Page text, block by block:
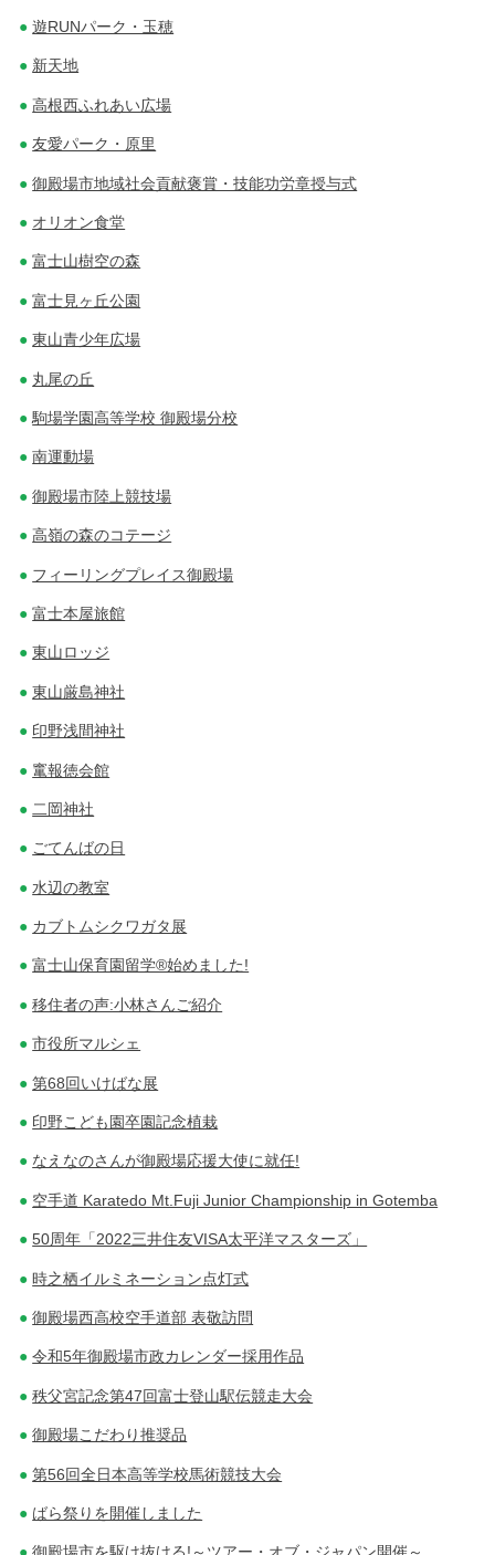
遊RUNパーク・玉穂
新天地
高根西ふれあい広場
友愛パーク・原里
御殿場市地域社会貢献褒賞・技能功労章授与式
オリオン食堂
富士山樹空の森
富士見ヶ丘公園
東山青少年広場
丸尾の丘
駒場学園高等学校 御殿場分校
南運動場
御殿場市陸上競技場
高嶺の森のコテージ
フィーリングプレイス御殿場
富士本屋旅館
東山ロッジ
東山厳島神社
印野浅間神社
竃報徳会館
二岡神社
ごてんばの日
水辺の教室
カブトムシクワガタ展
富士山保育園留学®始めました!
移住者の声:小林さんご紹介
市役所マルシェ
第68回いけばな展
印野こども園卒園記念植栽
なえなのさんが御殿場応援大使に就任!
空手道 Karatedo Mt.Fuji Junior Championship in Gotemba
50周年「2022三井住友VISA太平洋マスターズ」
時之栖イルミネーション点灯式
御殿場西高校空手道部 表敬訪問
令和5年御殿場市政カレンダー採用作品
秩父宮記念第47回富士登山駅伝競走大会
御殿場こだわり推奨品
第56回全日本高等学校馬術競技大会
ばら祭りを開催しました